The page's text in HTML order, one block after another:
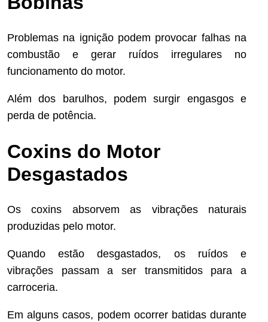
Problemas na ignição podem provocar falhas na
combustão e gerar ruídos irregulares no
funcionamento do motor.
Além dos barulhos, podem surgir engasgos e
perda de potência.
Coxins do Motor
Desgastados
Os coxins absorvem as vibrações naturais
produzidas pelo motor.
Quando estão desgastados, os ruídos e
vibrações passam a ser transmitidos para a
carroceria.
Em alguns casos, podem ocorrer batidas durante